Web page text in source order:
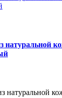
натуральной
натуральной